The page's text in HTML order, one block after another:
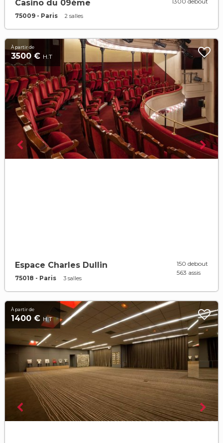
Casino du 09ème
75009 - Paris 2 salles
À partir de
3500 € H.T
Espace Charles Dullin
75018 - Paris 3 salles
150 debout
563 assis
À partir de
1400 € H.T